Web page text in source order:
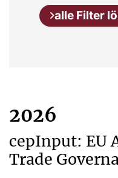
alle Filter
2026
cepInput: EU
Trade